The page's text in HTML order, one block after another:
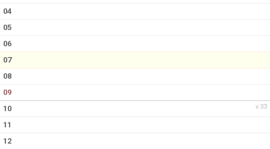
04
05
06
07
08
09
v.33
10
11
12